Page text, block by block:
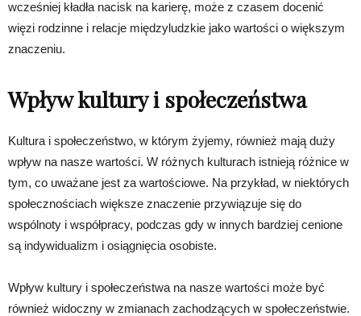
wcześniej kładła nacisk na karierę, może z czasem docenić
więzi rodzinne i relacje międzyludzkie jako wartości o większym
znaczeniu.
Wpływ kultury i społeczeństwa
Kultura i społeczeństwo, w którym żyjemy, również mają duży
wpływ na nasze wartości. W różnych kulturach istnieją różnice w
tym, co uważane jest za wartościowe. Na przykład, w niektórych
społecznościach większe znaczenie przywiązuje się do
wspólnoty i współpracy, podczas gdy w innych bardziej cenione
są indywidualizm i osiągnięcia osobiste.
Wpływ kultury i społeczeństwa na nasze wartości może być
również widoczny w zmianach zachodzących w społeczeństwie.